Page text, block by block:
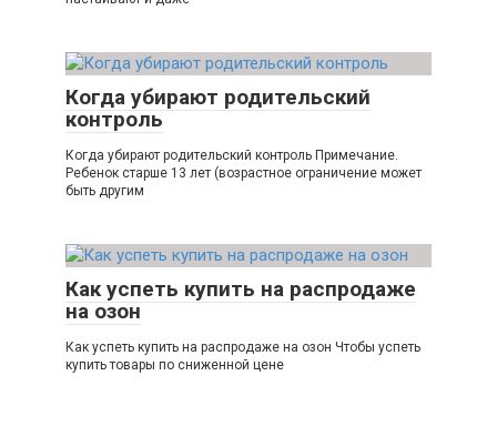
Когда убирают родительский
контроль
Когда убирают родительский контроль Примечание.
Ребенок старше 13 лет (возрастное ограничение может
быть другим
Как успеть купить на распродаже
на озон
Как успеть купить на распродаже на озон Чтобы успеть
купить товары по сниженной цене